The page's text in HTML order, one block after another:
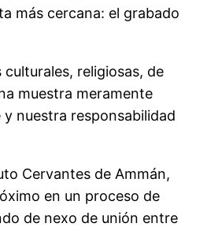
más cercana: el grabado
religiosas, de
muestra meramente
nuestra responsabilidad
Cervantes de Ammán,
en un proceso de
de nexo de unión entre